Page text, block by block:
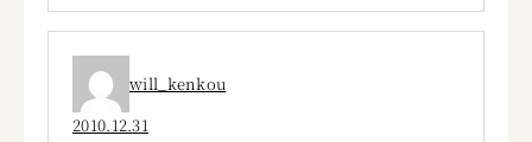
will_kenkou
2010.12.31